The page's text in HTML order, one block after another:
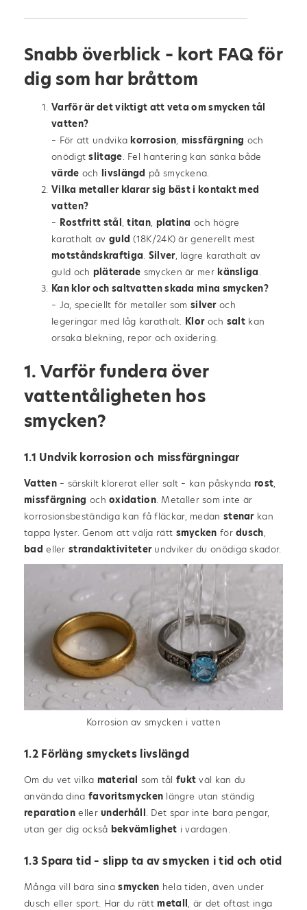
Snabb överblick – kort FAQ för
dig som har bråttom
Varför är det viktigt att veta om smycken tål
vatten?
– För att undvikakorrosion, missfärgning och
onödigtslitage. Fel hantering kan sänka både
värde och livslängd på smyckena.
Vilka metaller klarar sig bäst i kontakt med
vatten?
– Rostfritt stål,titan, platina och högre
karathalt av guld (18K/24K) är generellt mest
motståndskraftiga. Silver, lägre karathalt av
guld och pläterade smycken är merkänsliga.
Kan klor och saltvatten skada mina smycken?
– Ja, speciellt för metaller som silveroch
legeringar med låg karathalt. Kloroch saltkan
orsaka blekning, repor och oxidering.
1. Varför fundera över
vattentåligheten hos
smycken?
1.1 Undvik korrosion och missfärgningar
Vatten– särskilt klorerat eller salt – kan påskynda rost,
missfärgning ochoxidation. Metaller som inte är
korrosionsbeständiga kan få fläckar, medan stenarkan
tappa lyster. Genom att välja rätt smycken fördusch,
bad ellerstrandaktiviteterundviker du onödiga skador.
Korrosion av smycken i vatten
1.2 Förläng smyckets livslängd
Om du vet vilka material som tål fukt väl kan du
använda dina favoritsmycken längre utan ständig
reparation ellerunderhåll. Det spar inte bara pengar,
utan ger dig också bekvämlighet i vardagen.
1.3 Spara tid – slipp ta av smycken i tid och otid
Många vill bära sinasmycken hela tiden, även under
dusch eller sport. Har du rättmetall, är det oftast inga